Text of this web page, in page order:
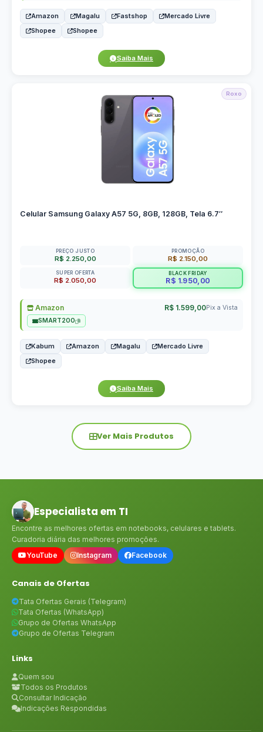
Amazon Magalu Fastshop
Mercado Livre
Shopee
Shopee
Saiba Mais
Roxo
Celular Samsung Galaxy A57 5G, 8GB, 128GB, Tela 6.7″
PREÇO JUSTO
R$ 2.250,00
PROMOÇÃO
R$ 2.150,00
SUPER OFERTA
R$ 2.050,00
BLACK FRIDAY
R$ 1.950,00
Amazon R$ 1.599,00Pix a Vista
SMART200
Kabum Amazon Magalu
Mercado Livre
Shopee
Saiba Mais
Ver Mais Produtos
Especialista em TI
Encontre as melhores ofertas em notebooks, celulares e tablets.
Curadoria diária das melhores promoções.
YouTube
Instagram Facebook
Canais de Ofertas
Tata Ofertas Gerais (Telegram)
Tata Ofertas (WhatsApp)
Grupo de Ofertas WhatsApp
Grupo de Ofertas Telegram
Links
Quem sou
Todos os Produtos
Consultar Indicação
Indicações Respondidas